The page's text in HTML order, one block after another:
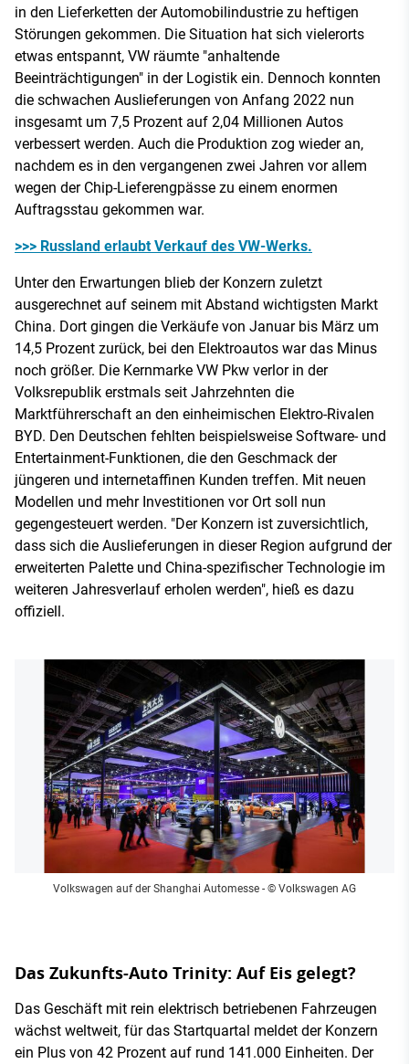
in den Lieferketten der Automobilindustrie zu heftigen
Störungen gekommen. Die Situation hat sich vielerorts
etwas entspannt, VW räumte "anhaltende
Beeinträchtigungen" in der Logistik ein. Dennoch konnten
die schwachen Auslieferungen von Anfang 2022 nun
insgesamt um 7,5 Prozent auf 2,04 Millionen Autos
verbessert werden. Auch die Produktion zog wieder an,
nachdem es in den vergangenen zwei Jahren vor allem
wegen der Chip-Lieferengpässe zu einem enormen
Auftragsstau gekommen war.
>>> Russland erlaubt Verkauf des VW-Werks.
Unter den Erwartungen blieb der Konzern zuletzt
ausgerechnet auf seinem mit Abstand wichtigsten Markt
China. Dort gingen die Verkäufe von Januar bis März um
14,5 Prozent zurück, bei den Elektroautos war das Minus
noch größer. Die Kernmarke VW Pkw verlor in der
Volksrepublik erstmals seit Jahrzehnten die
Marktführerschaft an den einheimischen Elektro-Rivalen
BYD. Den Deutschen fehlten beispielsweise Software- und
Entertainment-Funktionen, die den Geschmack der
jüngeren und internetaffinen Kunden treffen. Mit neuen
Modellen und mehr Investitionen vor Ort soll nun
gegengesteuert werden. "Der Konzern ist zuversichtlich,
dass sich die Auslieferungen in dieser Region aufgrund der
erweiterten Palette und China-spezifischer Technologie im
weiteren Jahresverlauf erholen werden", hieß es dazu
offiziell.
Volkswagen auf der Shanghai Automesse - © Volkswagen AG
Das Zukunfts-Auto Trinity: Auf Eis gelegt?
Das Geschäft mit rein elektrisch betriebenen Fahrzeugen
wächst weltweit, für das Startquartal meldet der Konzern
ein Plus von 42 Prozent auf rund 141.000 Einheiten. Der